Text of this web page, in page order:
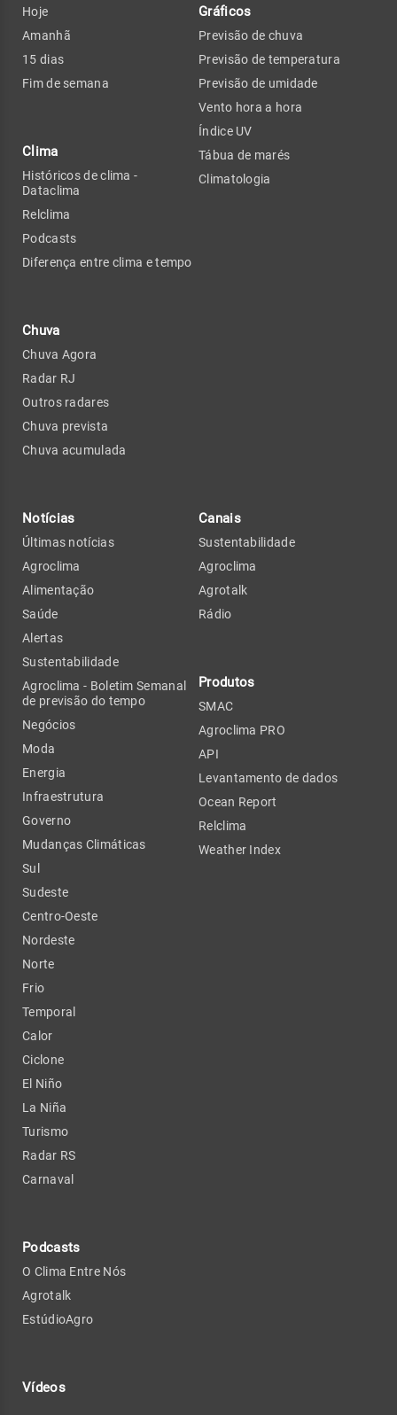
Hoje
Amanhã
15 dias
Fim de semana
Clima
Históricos de clima -
Dataclima
Relclima
Podcasts
Diferença entre clima e tempo
Chuva
Chuva Agora
Radar RJ
Outros radares
Chuva prevista
Chuva acumulada
Gráficos
Previsão de chuva
Previsão de temperatura
Previsão de umidade
Vento hora a hora
Índice UV
Tábua de marés
Climatologia
Notícias
Últimas notícias
Agroclima
Alimentação
Saúde
Alertas
Sustentabilidade
Agroclima - Boletim Semanal
de previsão do tempo
Negócios
Moda
Energia
Infraestrutura
Governo
Mudanças Climáticas
Sul
Sudeste
Centro-Oeste
Nordeste
Norte
Frio
Temporal
Calor
Ciclone
El Niño
La Niña
Turismo
Radar RS
Carnaval
Podcasts
O Clima Entre Nós
Agrotalk
EstúdioAgro
Vídeos
Canais
Sustentabilidade
Agroclima
Agrotalk
Rádio
Produtos
SMAC
Agroclima PRO
API
Levantamento de dados
Ocean Report
Relclima
Weather Index